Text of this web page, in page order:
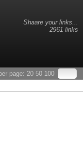
Shaare your links...
2961 links
page: 20 50 100